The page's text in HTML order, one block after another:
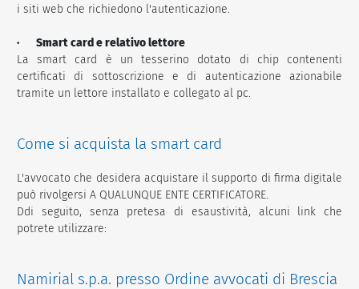
i siti web che richiedono l'autenticazione.
· Smart card e relativo lettore
La smart card è un tesserino dotato di chip contenenti
certificati di sottoscrizione e di autenticazione azionabile
tramite un lettore installato e collegato al pc.
Come si acquista la smart card
L'avvocato che desidera acquistare il supporto di firma digitale
può rivolgersi A QUALUNQUE ENTE CERTIFICATORE.
Ddi seguito, senza pretesa di esaustività, alcuni link che
potrete utilizzare:
Namirial s.p.a. presso Ordine avvocati di Brescia